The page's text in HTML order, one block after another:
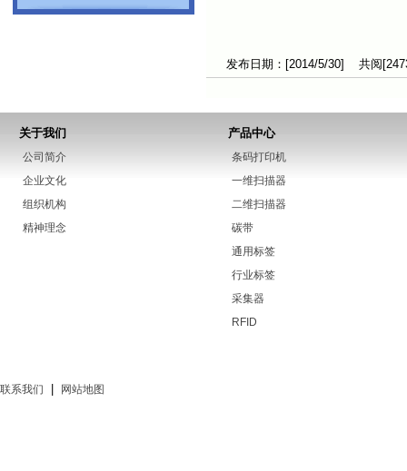
发布日期：[2014/5/30] 共阅
关于我们
公司简介
企业文化
组织机构
精神理念
产品中心
条码打印机
一维扫描器
二维扫描器
碳带
通用标签
行业标签
采集器
RFID
联系我们 网站地图